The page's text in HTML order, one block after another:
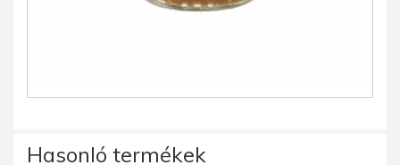
Hasonló termékek